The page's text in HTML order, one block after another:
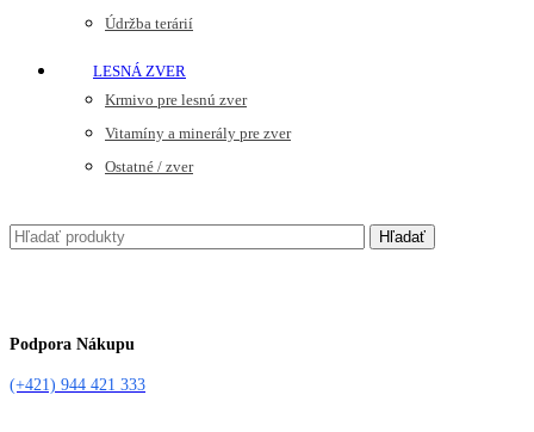
Údržba terárií
LESNÁ ZVER
Krmivo pre lesnú zver
Vitamíny a minerály pre zver
Ostatné / zver
Hľadať
Podpora Nákupu
(+421) 944 421 333